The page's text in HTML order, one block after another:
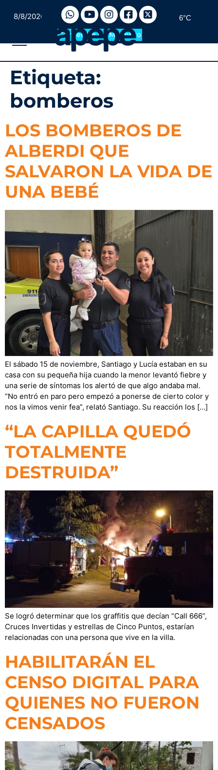
8/8/2026 6°C
Convertite en Miembro
Etiqueta:
bomberos
LOS BOMBEROS DE
ALBERDI QUE
SALVARON LA VIDA DE
UNA BEBÉ
El sábado 15 de noviembre, Santiago y Lucía estaban en su
casa con su pequeña hija cuando la menor levantó fiebre y
una serie de síntomas los alertó de que algo andaba mal.
“No entró en paro pero empezó a ponerse de cierto color y
nos la vimos venir fea”, relató Santiago. Su reacción los […]
“LA CAPILLA QUEDÓ
TOTALMENTE
DESTRUIDA”
Se logró determinar que los graffitis que decían “Call 666”,
Cruces Invertidas y estrellas de Cinco Puntos, estarían
relacionadas con una persona que vive en la villa.
HABILITARÁN EL
CENSO DIGITAL PARA
QUIENES NO FUERON
CENSADOS